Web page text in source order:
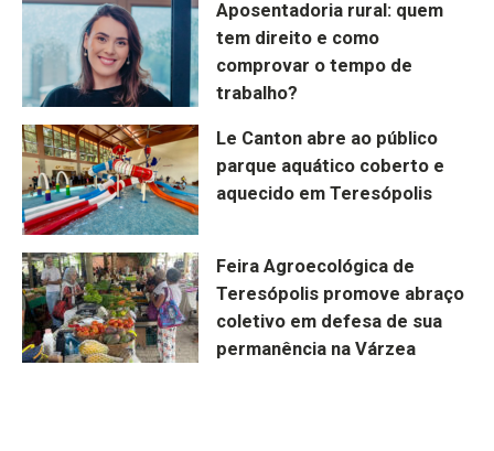
Aposentadoria rural: quem
tem direito e como
comprovar o tempo de
trabalho?
Le Canton abre ao público
parque aquático coberto e
aquecido em Teresópolis
Feira Agroecológica de
Teresópolis promove abraço
coletivo em defesa de sua
permanência na Várzea